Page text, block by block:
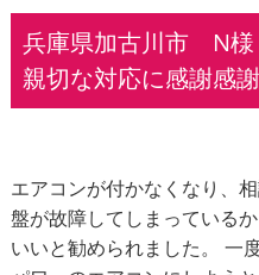
兵庫県加古川市 N様
親切な対応に感謝感謝
エアコンが付かなくなり、
盤が故障してしまっている
いいと勧められました。 一